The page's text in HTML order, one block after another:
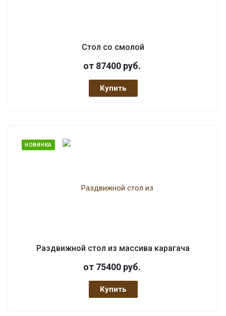
Стол со смолой
от 87400 руб.
Купить
НОВИНКА
Раздвижной стол из массива карагача
от 75400 руб.
Купить